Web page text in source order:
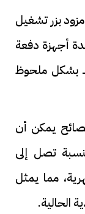
بزر تشغيل
أجهزة دفعة
بشكل ملحوظ
يمكن أن
تصل إلى
مما يمثل
الحالية.